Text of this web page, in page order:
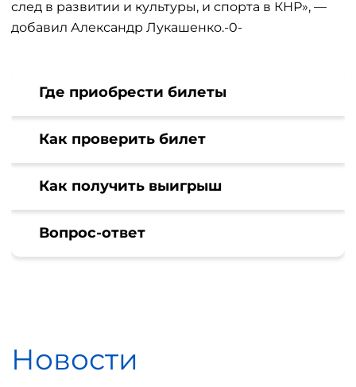
след в развитии и культуры, и спорта в КНР», —
добавил Александр Лукашенко.-0-
Где приобрести билеты
Как проверить билет
Как получить выигрыш
Вопрос-ответ
Новости